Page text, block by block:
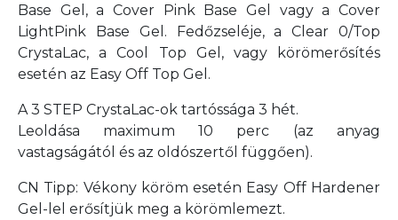
Base Gel, a Cover Pink Base Gel vagy a Cover
LightPink Base Gel. Fedőzseléje, a Clear 0/Top
CrystaLac, a Cool Top Gel, vagy körömerősítés
esetén az Easy Off Top Gel.
A 3 STEP CrystaLac-ok tartóssága 3 hét.
Leoldása maximum 10 perc
(az anyag
vastagságától és az oldószertől függően).
CN Tipp: Vékony köröm esetén Easy Off Hardener
Gel-lel erősítjük meg a körömlemezt.